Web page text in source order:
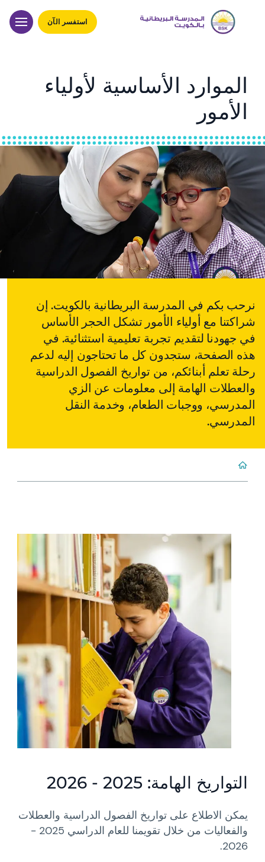
استفسر الآن
الموارد الأساسية لأولياء
الأمور
نرحب بكم في المدرسة البريطانية بالكويت. إن
شراكتنا مع أولياء الأمور تشكل الحجر الأساس
في جهودنا لتقديم تجربة تعليمية استثنائية. في
هذه الصفحة، ستجدون كل ما تحتاجون إليه لدعم
رحلة تعلم أبنائكم، من تواريخ الفصول الدراسية
والعطلات الهامة إلى معلومات عن الزي
المدرسي، ووجبات الطعام، وخدمة النقل
المدرسي.
التواريخ الهامة: 2025 - 2026
يمكن الاطلاع على تواريخ الفصول الدراسية والعطلات
والفعاليات من خلال تقويمنا للعام الدراسي 2025 -
2026.